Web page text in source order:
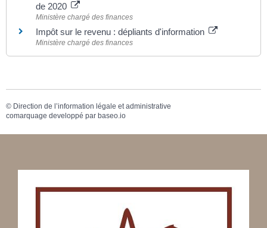
de 2020
Ministère chargé des finances
Impôt sur le revenu : dépliants d'information
Ministère chargé des finances
© Direction de l’information légale et administrative
comarquage developpé par baseo.io